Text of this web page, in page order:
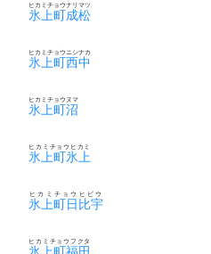
氷上町成松
ヒカミチョウナリマツ
氷上町西中
ヒカミチョウニシナカ
氷上町沼
ヒカミチョウヌマ
氷上町氷上
ヒカミチョウヒカミ
氷上町日比宇
ヒカミチョウヒビウ
氷上町福田
ヒカミチョウフクタ